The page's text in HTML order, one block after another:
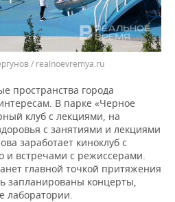
/ realnoevremya.ru
пространства города
В парке «Черное
клуб с лекциями, на
с занятиями и лекциями
заработает киноклуб с
и встречами с режиссерами.
главной точкой притяжения
запланированы концерты,
лаборатории.